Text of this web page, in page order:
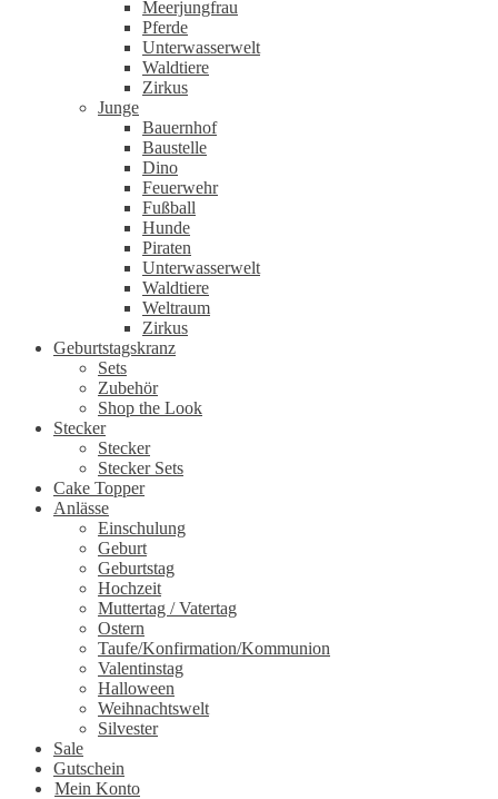
Meerjungfrau
Pferde
Unterwasserwelt
Waldtiere
Zirkus
Junge
Bauernhof
Baustelle
Dino
Feuerwehr
Fußball
Hunde
Piraten
Unterwasserwelt
Waldtiere
Weltraum
Zirkus
Geburtstagskranz
Sets
Zubehör
Shop the Look
Stecker
Stecker
Stecker Sets
Cake Topper
Anlässe
Einschulung
Geburt
Geburtstag
Hochzeit
Muttertag / Vatertag
Ostern
Taufe/Konfirmation/Kommunion
Valentinstag
Halloween
Weihnachtswelt
Silvester
Sale
Gutschein
Mein Konto